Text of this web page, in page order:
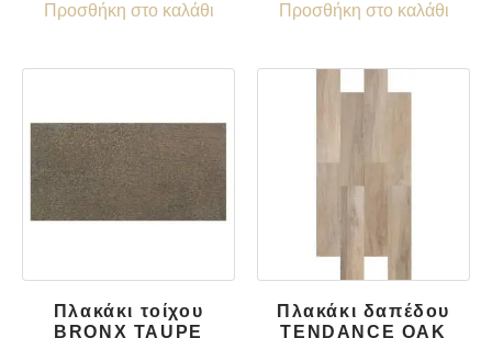
Προσθήκη στο καλάθι Προσθήκη στο καλάθι
Πλακάκι τοίχου
BRONX TAUPE
Πλακάκι δαπέδου
TENDANCE OAK